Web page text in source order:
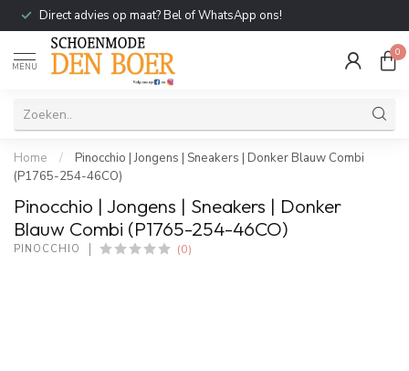
Direct advies op maat? Bel of WhatsApp ons!
MENU
0
Home /
Pinocchio | Jongens | Sneakers | Donker Blauw Combi
(P1765-254-46CO)
Pinocchio | Jongens | Sneakers | Donker
Blauw Combi (P1765-254-46CO)
PINOCCHIO (0)